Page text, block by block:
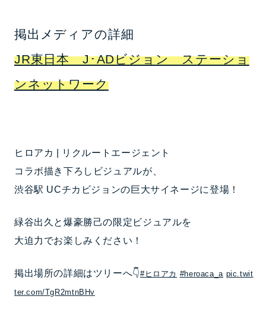
掲出メディアの詳細
JR東日本 J･ADビジョン ステーショ
ンネットワーク
ヒロアカ | リクルートエージェント
コラボ描き下ろしビジュアルが、
渋谷駅 UCチカビジョンの巨大サイネージに登場！
緑谷出久と爆豪勝己の限定ビジュアルを
大迫力でお楽しみください！
掲出場所の詳細はツリーへ👇#ヒロアカ #heroaca_a pic.twit
ter.com/TgR2mtnBHv